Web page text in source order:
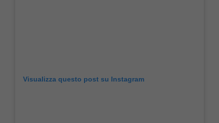
Visualizza questo post su Instagram